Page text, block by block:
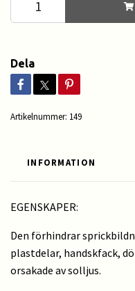
Dela
Artikelnummer: 149
INFORMATION
EGENSKAPER:
Den förhindrar
plastdelar, handskfack,
orsakade av solljus.